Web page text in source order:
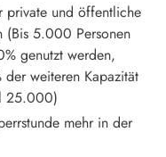
private und öffentliche
(Bis 5.000 Personen
genutzt werden,
weiteren Kapazität
25.000)
mehr in der